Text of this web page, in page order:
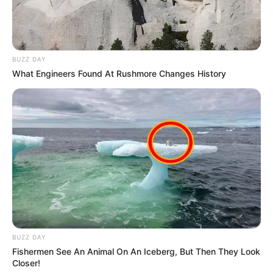
ΣΥΜΒΟΥΛΟΣ ΜΠΟΡΕΙ ΝΑ ΕΙΝΑΙ ΓΙΑ ΟΣΟΥΣ ΑΜΦΙΒΑΛΛΟΥΝ, Η
ΚΑΛΟΣΥΝΗ ΤΗΣ ΦΥΣΗΣ...
FACEBOOK ΑΡΈΣΕΙ
YOUTUBE ΕΓΓΡΑΦΕΊΤΕ
EMAIL ΑΚΟΛΟΥΘΉΣΤΕ
BUZZ DAY
What Engineers Found At Rushmore Changes History
BUZZ DAY
Fishermen See An Animal On An Iceberg, But Then They Look
Closer!